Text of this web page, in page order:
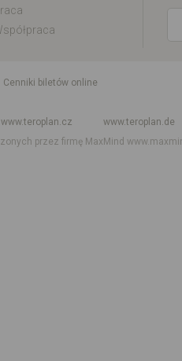
Cenniki biletów online
www.teroplan.cz
www.teroplan.de
przez firmę MaxMind